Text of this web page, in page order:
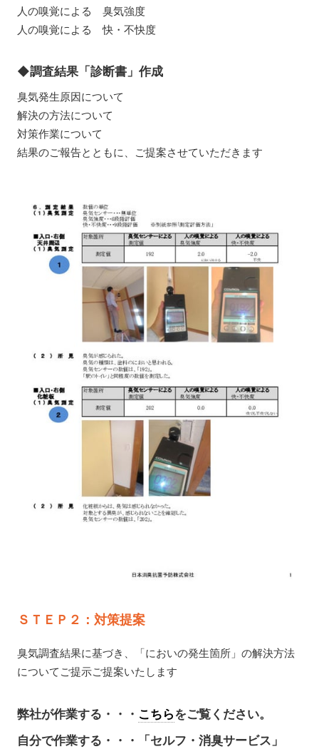
人の嗅覚による 臭気強度
人の嗅覚による 快・不快度
◆調査結果「診断書」作成
臭気発生原因について
解決の方法について
対策作業について
結果のご報告とともに、ご提案させていただきます
ＳＴＥＰ２：対策提案
臭気調査結果に基づき、「においの発生箇所」の解決方法
についてご提示ご提案いたします
弊社が作業する・・・ こちらをご覧ください。
自分で作業する ・・・「セルフ・消臭サービス」